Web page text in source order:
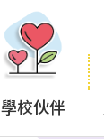
學校伙伴